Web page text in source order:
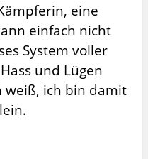
eine
einfach nicht
System voller
und Lügen
weiß, ich bin damit